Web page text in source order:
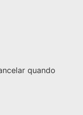
quando